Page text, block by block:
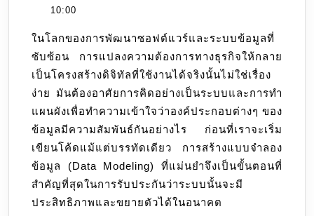
คอ
ล
อื่นๆ:Erd
(ฐาน
ข้อมูล)
10:00
ในโลกของการพัฒนาซอฟต์แวร์และระบบข้อมูลที่
ซับซ้อน การแปลงความต้องการทางธุรกิจให้กลาย
เป็นโครงสร้างดิจิทัลที่ใช้งานได้จริงนั้นไม่ใช่เรื่อง
ง่าย มันต้องอาศัยการคิดอย่างเป็นระบบและการทำ
แผนผังเพื่อทำความเข้าใจว่าองค์ประกอบต่างๆ ของ
ข้อมูลมีความสัมพันธ์กันอย่างไร ก่อนที่เราจะเริ่ม
เขียนโค้ดแม้แต่บรรทัดเดียว การสร้างแบบจำลอง
ข้อมูล (Data Modeling) ที่แม่นยำจึงเป็นขั้นตอนที่
สำคัญที่สุดในการรับประกันว่าระบบนั้นจะมี
ประสิทธิภาพและขยายตัวได้ในอนาคต